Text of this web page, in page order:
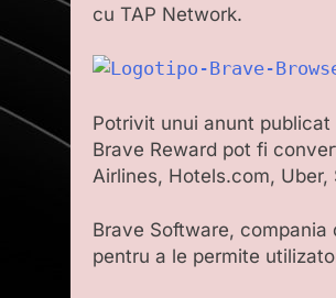
cu TAP Network.
Potrivit unui anunt publicat
Brave Reward pot fi
Airlines, Hotels.com,
Brave Software,
pentru a le permite